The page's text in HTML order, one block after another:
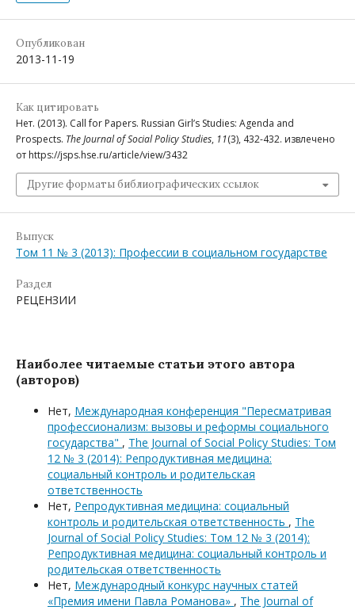
Опубликован
2013-11-19
Как цитировать
Нет. (2013). Call for Papers. Russian Girl’s Studies: Agenda and
Prospects. The Journal of Social Policy Studies, 11(3), 432-432. извлечено
от https://jsps.hse.ru/article/view/3432
Другие форматы библиографических ссылок
Выпуск
Том 11 № 3 (2013): Профессии в социальном государстве
Раздел
РЕЦЕНЗИИ
Наиболее читаемые статьи этого автора
(авторов)
Нет, Международная конференция "Пересматривая
профессионализм: вызовы и реформы социального
государства" , The Journal of Social Policy Studies: Том
12 № 3 (2014): Репродуктивная медицина:
социальный контроль и родительская
ответственность
Нет, Репродуктивная медицина: социальный
контроль и родительская ответственность , The
Journal of Social Policy Studies: Том 12 № 3 (2014):
Репродуктивная медицина: социальный контроль и
родительская ответственность
Нет, Международный конкурс научных статей
«Премия имени Павла Романова» , The Journal of